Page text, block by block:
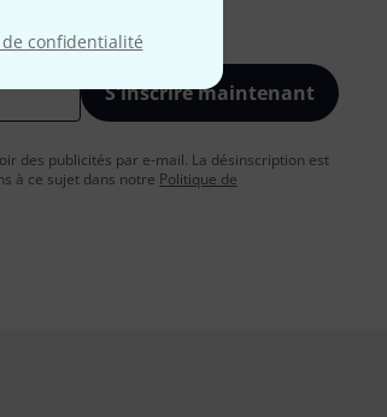
confidentialité
S'inscrire maintenant
des publicités par e-mail. La désinscription est
à ce sujet dans notre Politique de